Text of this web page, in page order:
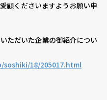
顧くださいますようお願い申
ただいた企業の御紹介につい
18/205017.html